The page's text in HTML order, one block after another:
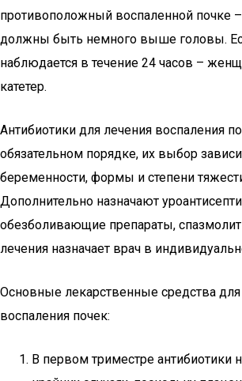
противоположный воспаленной почке
должны быть немного выше головы.
наблюдается в течение 24 часов –
катетер.
Антибиотики для лечения воспаления
обязательном порядке, их выбор
беременности, формы и степени
Дополнительно назначают
обезболивающие препараты,
лечения назначает врач в
Основные лекарственные средства для
воспаления почек:
В первом триместре антибиотики